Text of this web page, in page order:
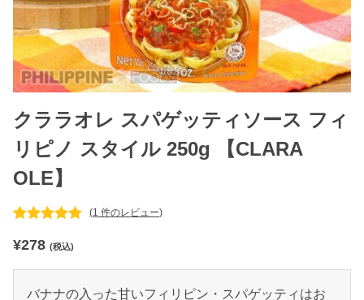
クララオレ スパゲッティソース フィ
リピノ スタイル 250g 【CLARA
OLE】
評価に基づ
価のうち、
(1 件のレビュー)
¥278 (税込)
バナナの入った甘いフィリピン・スパゲッティはお